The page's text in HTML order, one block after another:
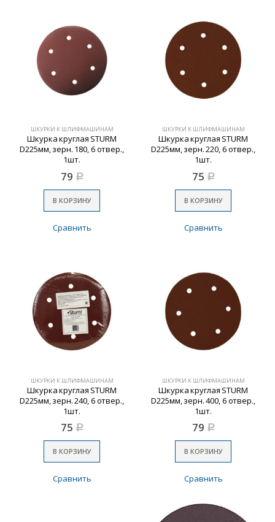
ШКУРКИ К ШЛИФМАШИНАМ
Шкурка круглая STURM
D225мм, зерн. 180, 6 отвер.,
1шт.
79 Р
В КОРЗИНУ
Сравнить
ШКУРКИ К ШЛИФМАШИНАМ
Шкурка круглая STURM
D225мм, зерн. 220, 6 отвер.,
1шт.
75 Р
В КОРЗИНУ
Сравнить
ШКУРКИ К ШЛИФМАШИНАМ
Шкурка круглая STURM
D225мм, зерн. 240, 6 отвер.,
1шт.
75 Р
В КОРЗИНУ
Сравнить
ШКУРКИ К ШЛИФМАШИНАМ
Шкурка круглая STURM
D225мм, зерн. 400, 6 отвер.,
1шт.
79 Р
В КОРЗИНУ
Сравнить